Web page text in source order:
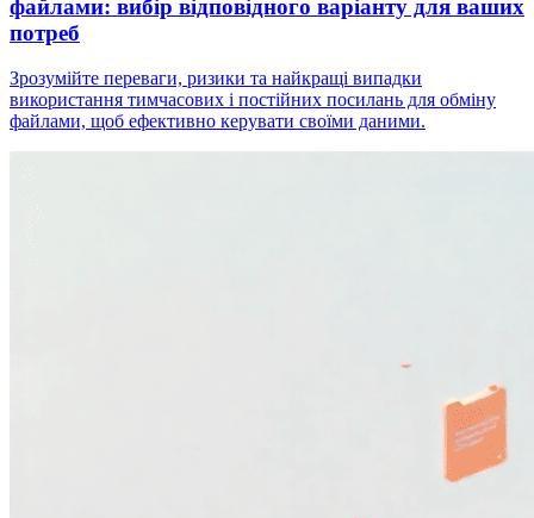
файлами: вибір відповідного варіанту для ваших
потреб
Зрозумійте переваги, ризики та найкращі випадки
використання тимчасових і постійних посилань для обміну
файлами, щоб ефективно керувати своїми даними.